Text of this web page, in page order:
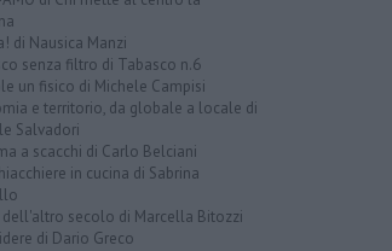
di Nausica Manzi
senza filtro di Tabasco n.6
un fisico di Michele Campisi
e territorio, da globale a locale di
Salvadori
a scacchi di Carlo Belciani
in cucina di Sabrina
dell'altro secolo di Marcella Bitozzi
di Dario Greco